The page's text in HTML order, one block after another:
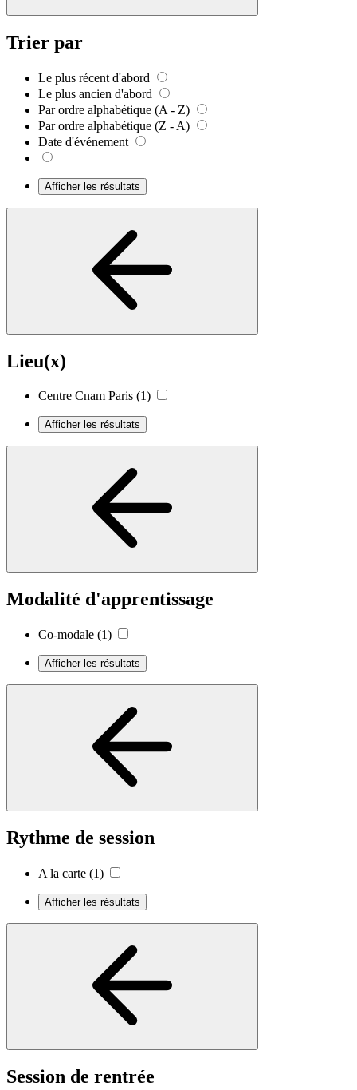
Trier par
Le plus récent d'abord
Le plus ancien d'abord
Par ordre alphabétique (A - Z)
Par ordre alphabétique (Z - A)
Date d'événement
Afficher les résultats
Lieu(x)
Centre Cnam Paris (1)
Afficher les résultats
Modalité d'apprentissage
Co-modale (1)
Afficher les résultats
Rythme de session
A la carte (1)
Afficher les résultats
Session de rentrée